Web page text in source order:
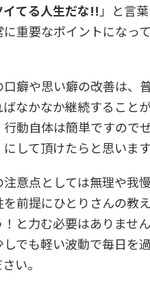
イてる人生だな!! 」と言
重要なポイントになっ
口癖や思い癖の改善は、
なかなか継続すること
動自体は簡単ですので
にして頂けたらと思います
注意点としては無理や我
を前提にひとりさんの教
と力む必要はありませ
でも軽い波動で毎日を
い。